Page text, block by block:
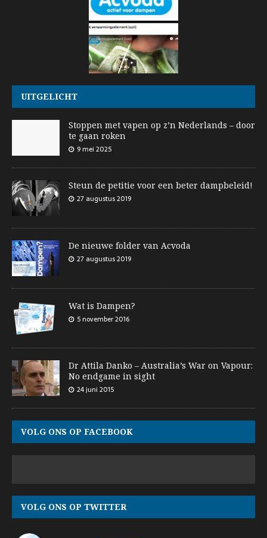
UITGELICHT
Stoppen met vapen op z’n Nederlands – door
te gaan roken
9 mei 2025
Steun de petitie voor een beter dampbeleid!
27 augustus 2019
De nieuwe folder van Acvoda
27 augustus 2019
Wat is Dampen?
5 november 2016
Dr Attila Danko – Australia’s War on Vapour:
No endgame in sight
24 juni 2015
VOLG ONS OP FACEBOOK
VOLG ONS OP TWITTER